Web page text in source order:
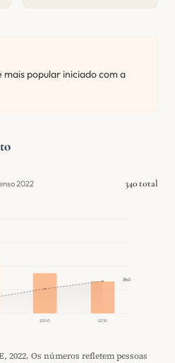
mais popular iniciado com a
2022 340 total
2000 2010
340
2022. Os números refletem pessoas